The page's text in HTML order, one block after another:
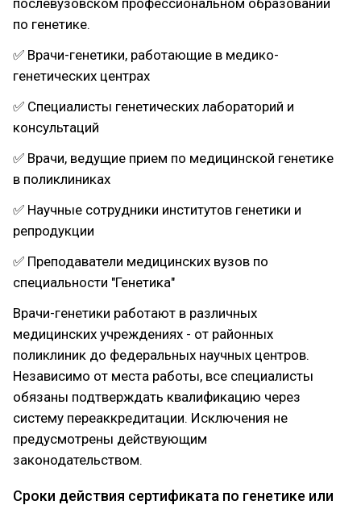
послевузовском профессиональном образовании
по генетике.
✅ Врачи-генетики, работающие в медико-
генетических центрах
✅ Специалисты генетических лабораторий и
консультаций
✅ Врачи, ведущие прием по медицинской генетике
в поликлиниках
✅ Научные сотрудники институтов генетики и
репродукции
✅ Преподаватели медицинских вузов по
специальности "Генетика"
Врачи-генетики работают в различных
медицинских учреждениях - от районных
поликлиник до федеральных научных центров.
Независимо от места работы, все специалисты
обязаны подтверждать квалификацию через
систему переаккредитации. Исключения не
предусмотрены действующим
законодательством.
Сроки действия сертификата по генетике или